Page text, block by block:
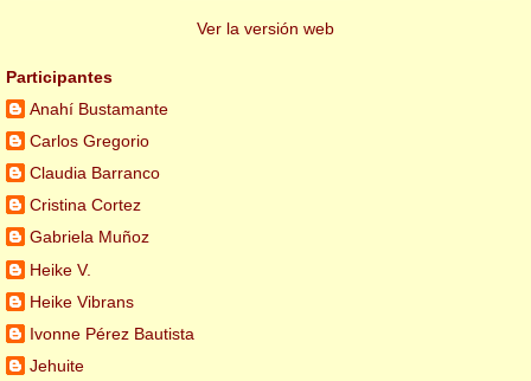
Ver la versión web
Participantes
Anahí Bustamante
Carlos Gregorio
Claudia Barranco
Cristina Cortez
Gabriela Muñoz
Heike V.
Heike Vibrans
Ivonne Pérez Bautista
Jehuite